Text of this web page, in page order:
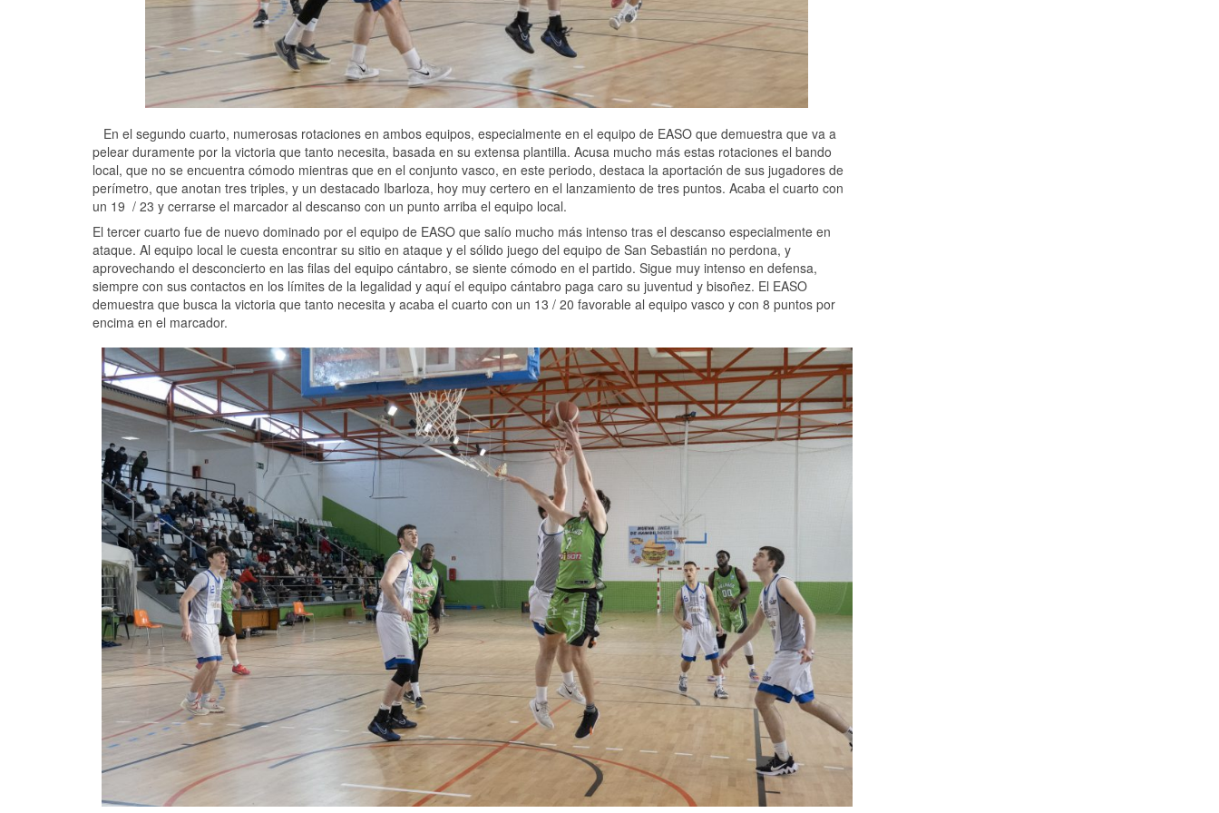
En el segundo cuarto, numerosas rotaciones en ambos equipos, especialmente en el equipo de EASO que demuestra que va a
pelear duramente por la victoria que tanto necesita, basada en su extensa plantilla. Acusa mucho más estas rotaciones el bando
local, que no se encuentra cómodo mientras que en el conjunto vasco, en este periodo, destaca la aportación de sus jugadores de
perímetro, que anotan tres triples, y un destacado Ibarloza, hoy muy certero en el lanzamiento de tres puntos. Acaba el cuarto con
un 19 / 23 y cerrarse el marcador al descanso con un punto arriba el equipo local.
El tercer cuarto fue de nuevo dominado por el equipo de EASO que salío mucho más intenso tras el descanso especialmente en
ataque. Al equipo local le cuesta encontrar su sitio en ataque y el sólido juego del equipo de San Sebastián no perdona, y
aprovechando el desconcierto en las filas del equipo cántabro, se siente cómodo en el partido. Sigue muy intenso en defensa,
siempre con sus contactos en los límites de la legalidad y aquí el equipo cántabro paga caro su juventud y bisoñez. El EASO
demuestra que busca la victoria que tanto necesita y acaba el cuarto con un 13 / 20 favorable al equipo vasco y con 8 puntos por
encima en el marcador.